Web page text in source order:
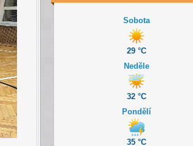
Sobota
29 °C
Neděle
32 °C
Pondělí
35 °C